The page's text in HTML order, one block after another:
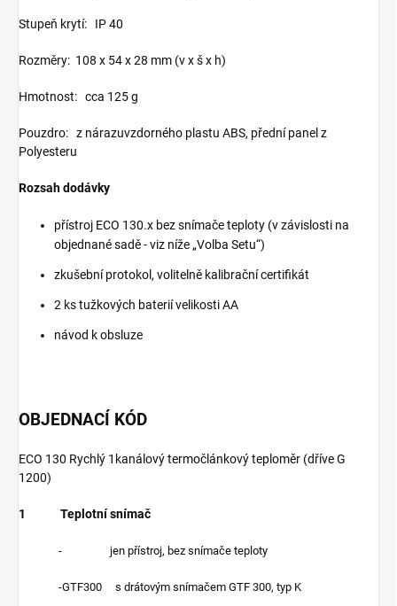
Stupeň krytí: IP 40
Rozměry: 108 x 54 x 28 mm (v x š x h)
Hmotnost: cca 125 g
Pouzdro: z nárazuvzdorného plastu ABS, přední panel z
Polyesteru
Rozsah dodávky
přístroj ECO 130.x bez snímače teploty (v závislosti na
objednané sadě - viz níže „Volba Setu“)
zkušební protokol, volitelně kalibrační certifikát
2 ks tužkových baterií velikosti AA
návod k obsluze
OBJEDNACÍ KÓD
ECO 130 Rychlý 1kanálový termočlánkový teploměr (dříve G
1200)
1 Teplotní snímač
- jen přístroj, bez snímače teploty
-GTF300 s drátovým snímačem GTF 300, typ K